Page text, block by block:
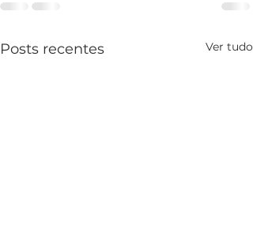
Posts recentes Ver tudo